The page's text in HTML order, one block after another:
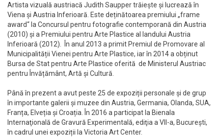
Artista vizuală austriacă Judith Saupper trăiește și lucrează în
Viena și Austria Inferioară. Este deținătoarea premiului „frame
award“ la Concursul pentru fotografie contemporană din Austria
(2010) și a Premiului pentru Arte Plastice al landului Austria
Inferioară (2012). În anul 2013 a primit Premiul de Promovare al
Municipalității Vienei pentru Arte Plastice, iar în 2014 a obținut
Bursa de Stat pentru Arte Plastice oferită de Ministerul Austriac
pentru Învățământ, Artă și Cultură.
Până în prezent a avut peste 25 de expoziții personale și de grup
în importante galerii și muzee din Austria, Germania, Olanda, SUA,
Franța, Elveția și Croația. În 2016 a participat la Bienala
Internaţională de Gravură Experimentală, ediţia a VII-a, București,
în cadrul unei expoziții la Victoria Art Center.